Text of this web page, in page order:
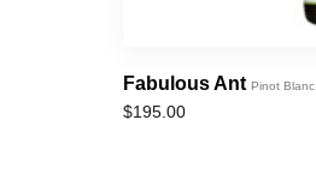
Fabulous Ant Pinot Blanc
$195.00